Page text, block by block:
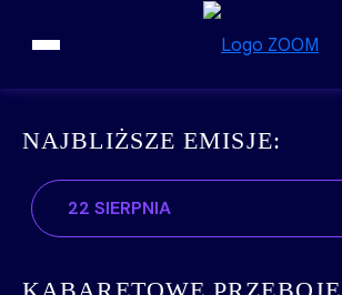
NAJBLIŻSZE EMISJE:
22 SIERPNIA